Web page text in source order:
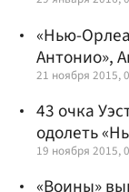
«Нью-
Антонио»,
21 ноября 2015,
43 очка
одолеть
19 ноября 2015,
«Воины»